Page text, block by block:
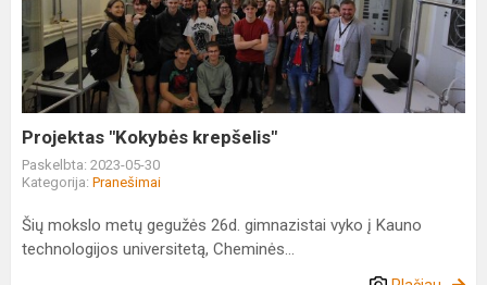
Projektas "Kokybės krepšelis"
Paskelbta: 2023-05-30
Kategorija: Pranešimai
Šių mokslo metų gegužės 26d. gimnazistai vyko į Kauno
technologijos universitetą, Cheminės...